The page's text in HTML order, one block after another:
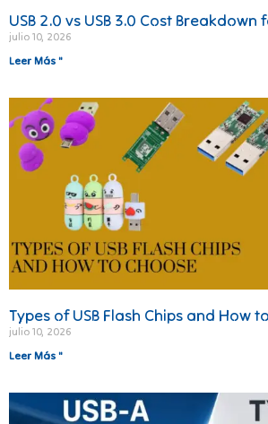
USB 2.0 vs USB 3.0 Cost Breakdown
julio 10, 2026
Leer Más "
Types of USB Flash Chips and How
julio 10, 2026
Leer Más "